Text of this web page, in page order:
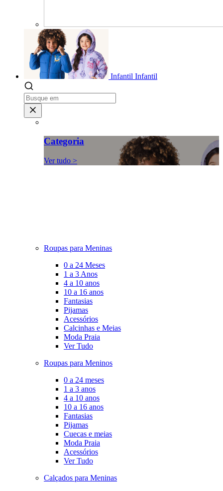
Infantil Infantil
Categoria
Ver tudo >
Roupas para Meninas
0 a 24 Meses
1 a 3 Anos
4 a 10 anos
10 a 16 anos
Fantasias
Pijamas
Acessórios
Calcinhas e Meias
Moda Praia
Ver Tudo
Roupas para Meninos
0 a 24 meses
1 a 3 anos
4 a 10 anos
10 a 16 anos
Fantasias
Pijamas
Cuecas e meias
Moda Praia
Acessórios
Ver Tudo
Calçados para Meninas